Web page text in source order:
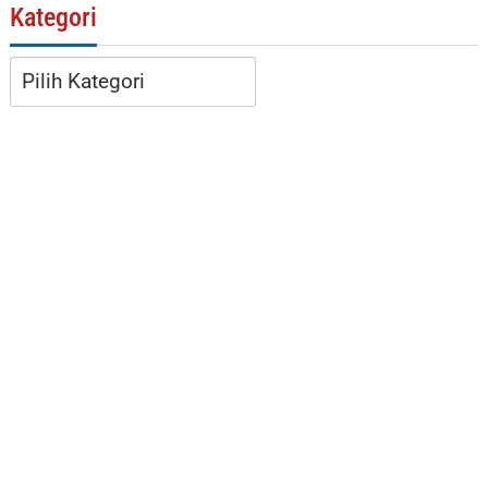
Kategori
Kategori